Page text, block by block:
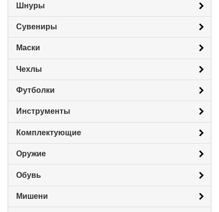
Шнуры
Сувениры
Маски
Чехлы
Футболки
Инструменты
Комплектующие
Оружие
Обувь
Мишени